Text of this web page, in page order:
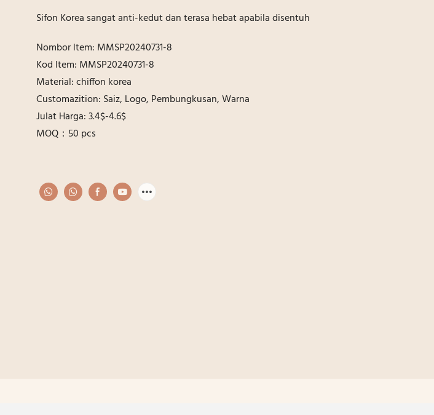
Sifon Korea sangat anti-kedut dan terasa hebat apabila disentuh
Nombor ltem: MMSP20240731-8
Kod ltem: MMSP20240731-8
Material: chiffon korea
Customazition: Saiz, Logo, Pembungkusan, Warna
Julat Harga: 3.4$-4.6$
MOQ：50 pcs